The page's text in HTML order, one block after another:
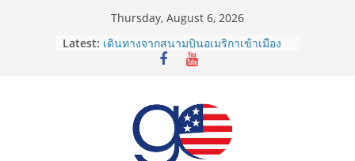
Thursday, August 6, 2026
Latest: เดินทางจากสนามบินอเมริกาเข้าเมือง
2026: LAX, JFK, SFO ไปยังไงดี?
ประเทศต้องรู้
ซิมการ์ดอเมริกา 2026: ใช้ยี่ห้อไหนดี
ที่สุด? เปรียบเทียบครบจบในบทความ